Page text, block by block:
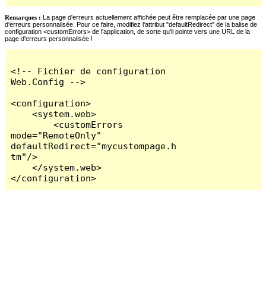
Remarques : La page d'erreurs actuellement affichée peut être remplacée par une page
d'erreurs personnalisée. Pour ce faire, modifiez l'attribut "defaultRedirect" de la balise de
configuration <customErrors> de l'application, de sorte qu'il pointe vers une URL de la
page d'erreurs personnalisée !
<!-- Fichier de configuration
Web.Config -->
<configuration>
    <system.web>
        <customErrors
mode="RemoteOnly"
defaultRedirect="mycustompage.h
tm"/>
    </system.web>
</configuration>